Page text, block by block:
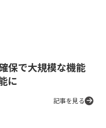
保で大規模な機能
に
記事を見る